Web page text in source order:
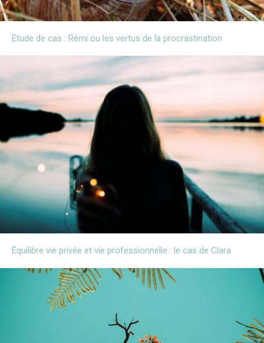
Étude de cas : Rémi ou les vertus de la procrastination
Équilibre vie privée et vie professionnelle : le cas de Clara